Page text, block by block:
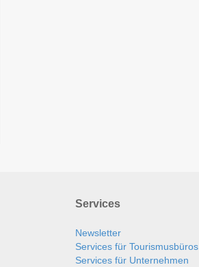
Services
Newsletter
Services für Tourismusbüros
Services für Unternehmen